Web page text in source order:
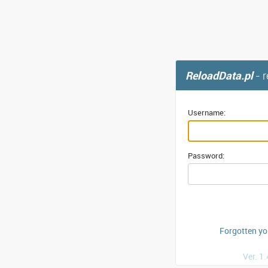
ReloadData.pl-
Username:
Password:
Forgotten
Ver.